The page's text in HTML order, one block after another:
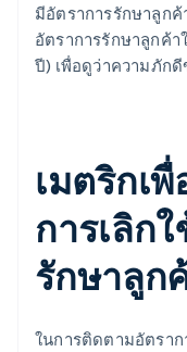
มีอัตราการรักษาลูก
อัตราการรักษาลูกค้า
ปี) เพื่อดูว่าความภัก
เมตริกเ
การเลิก
รักษาลูก
ในการติดตามอัตราก